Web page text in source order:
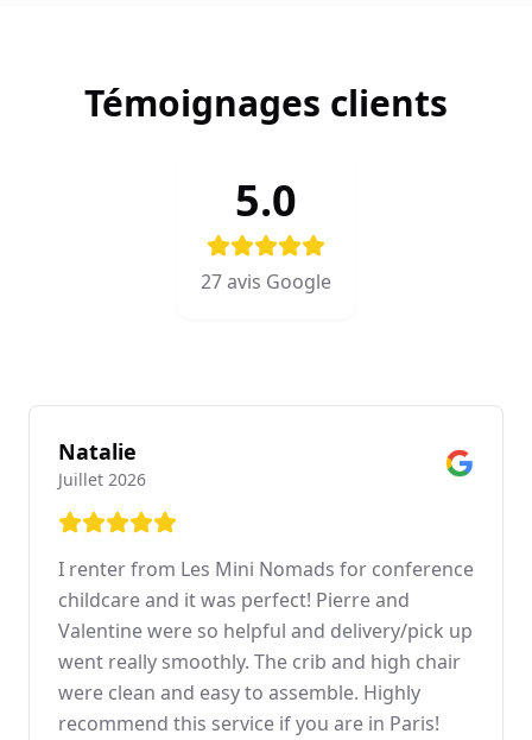
Témoignages clients
5.0
27avis Google
Natalie
Juillet 2026
I renter from Les Mini Nomads for conference
childcare and it was perfect! Pierre and
Valentine were so helpful and delivery/pick up
went really smoothly. The crib and high chair
were clean and easy to assemble. Highly
recommend this service if you are in Paris!